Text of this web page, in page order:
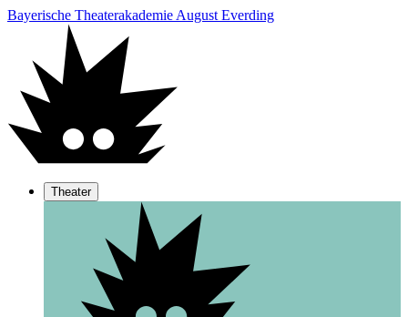
Bayerische Theaterakademie August Everding
Theater